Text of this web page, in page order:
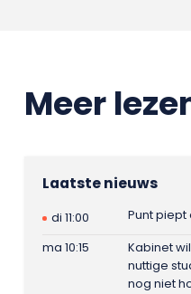
Meer
Laatste nieuws
di 11:00
Punt piept
ma 10:15
Kabinet
nuttige
nog niet